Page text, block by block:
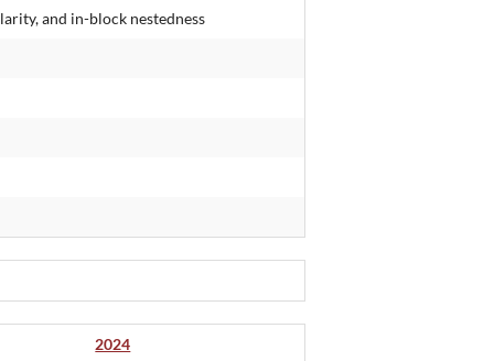
and in-block nestedness
2024